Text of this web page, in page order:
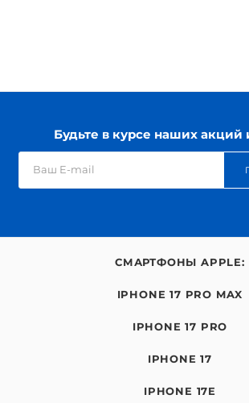
Будьте в курсе наших акций
СМАРТФОНЫ APPLE:
IPHONE 17 PRO MAX
IPHONE 17 PRO
IPHONE 17
IPHONE 17E